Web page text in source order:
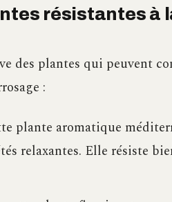
résistantes à
des plantes qui peuvent
:
plante aromatique
relaxantes. Elle résiste